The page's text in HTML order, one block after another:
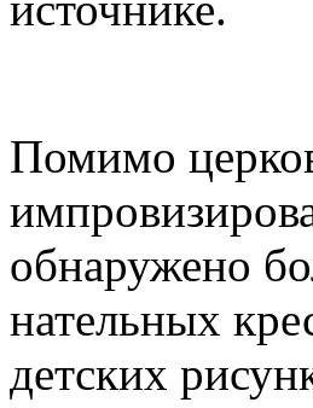
Помимо
обнаружено
нательных
детских